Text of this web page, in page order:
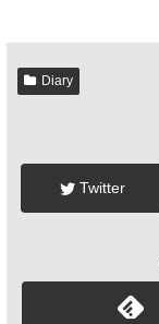
Diary
Twitter